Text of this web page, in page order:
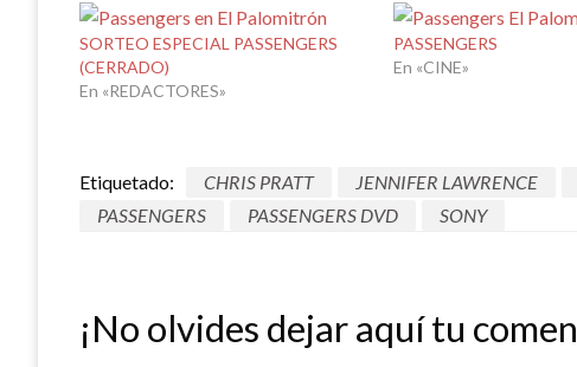
SORTEO ESPECIAL PASSENGERS
(CERRADO)
En «REDACTORES»
PASSENGERS
En «CINE»
Etiquetado: CHRIS PRATT JENNIFER LAWRENCE
PASSENGERS
PASSENGERS DVD SONY
¡No olvides dejar aquí tu